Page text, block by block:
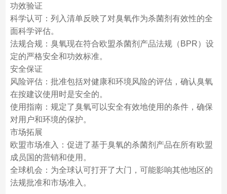
功效验证
科学认可：列入清单反映了对臭氧作为杀菌剂有效性的全
面科学评估。
法规合规：臭氧现在符合欧盟杀菌剂产品法规（BPR）设
定的严格安全和功效标准。
安全保证
风险评估：批准包括对健康和环境风险的评估，确认臭氧
在按建议使用时是安全的。
使用指南：规定了臭氧可以安全有效地使用的条件，确保
对用户和环境的保护。
市场拓展
欧盟市场准入：促进了基于臭氧的杀菌剂产品在所有欧盟
成员国的营销和使用。
全球机会：为全球认可打开了大门，可能影响其他地区的
法规批准和市场准入。